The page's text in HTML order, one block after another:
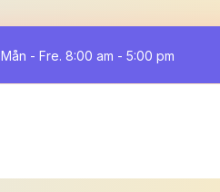
Mån - Fre. 8:00 am - 5:00 pm